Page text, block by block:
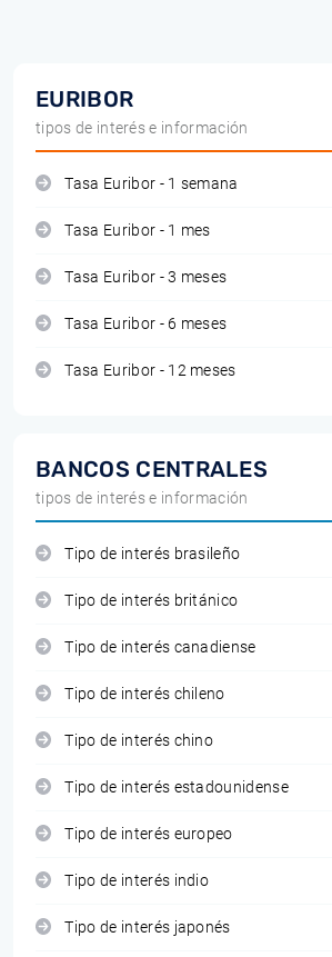
EURIBOR
tipos de interés e información
Tasa Euribor - 1 semana
Tasa Euribor - 1 mes
Tasa Euribor - 3 meses
Tasa Euribor - 6 meses
Tasa Euribor - 12 meses
BANCOS CENTRALES
tipos de interés e información
Tipo de interés brasileño
Tipo de interés británico
Tipo de interés canadiense
Tipo de interés chileno
Tipo de interés chino
Tipo de interés estadounidense
Tipo de interés europeo
Tipo de interés indio
Tipo de interés japonés